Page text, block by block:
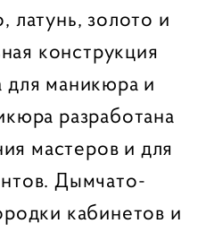
латунь, золото и
конструкция
для маникюра и
разработана
мастеров и для
Дымчато-
кабинетов и